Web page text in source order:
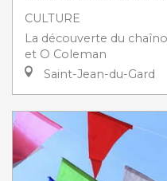
CULTURE
La découverte du
et O Coleman
Saint-Jean-du-Gard